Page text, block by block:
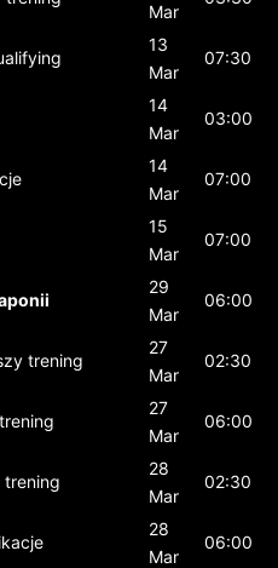
Mar
13
Mar
07:30
14
Mar
03:00
14
Mar
07:00
15
Mar
07:00
29
Mar
06:00
trening
27
Mar
02:30
27
Mar
06:00
trening
28
Mar
02:30
28
Mar
06:00